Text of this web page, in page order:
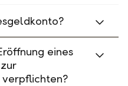
eines